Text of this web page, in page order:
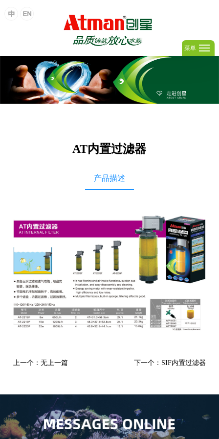
菜单
AT内置过滤器
产品描述
上一个：无上一篇 下一个：SIF内置过滤器